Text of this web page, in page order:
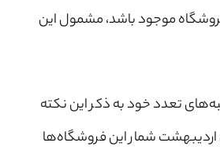
فروشگاه موجود باشد، مشمول این
تعدد خود به ذکر این نکته
پایان اردیبهشت شمار این فروشگاه‌ها